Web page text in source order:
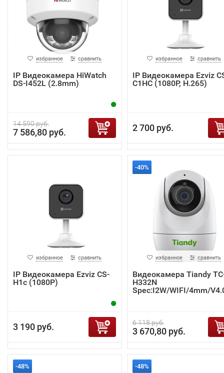
избранное сравнить
IP Видеокамера HiWatch
DS-I452L (2.8mm)
14 590 руб.
7 586,80 руб.
избранное сравнить
IP Видеокамера Ezviz
C1HC (1080P, H.265)
2 700 руб.
избранное сравнить
IP Видеокамера Ezviz CS-
H1c (1080P)
3 190 руб.
-40%
избранное сравнить
Видеокамера Tiandy
H332N
Spec:I2W/WIFI/4mm/
6 118 руб.
3 670,80 руб.
-48% -48%